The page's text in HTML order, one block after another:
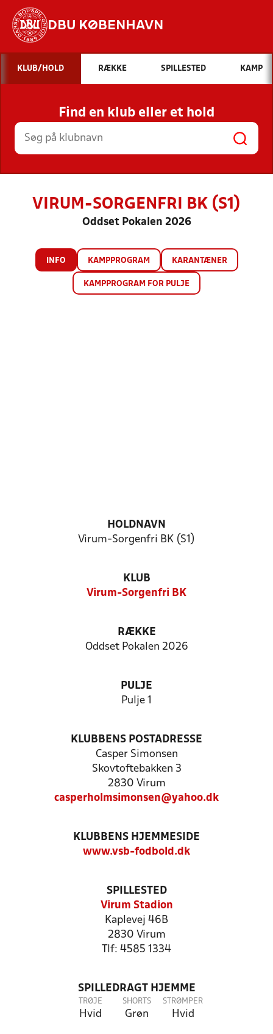
DBU KØBENHAVN
Hvad vil du søge efter?
INDHOLD OG NYHEDER
STILLINGER, RESULTATER, KLUBBER OG
HOLD
KLUB/HOLD RÆKKE SPILLESTED KAMP
Find en klub eller et hold
VIRUM-SORGENFRI BK (S1)
Oddset Pokalen 2026
INFO KAMPPROGRAM KARANTÆNER
KAMPPROGRAM FOR PULJE
HOLDNAVN
Virum-Sorgenfri BK (S1)
KLUB
Virum-Sorgenfri BK
RÆKKE
Oddset Pokalen 2026
PULJE
Pulje 1
KLUBBENS POSTADRESSE
Casper Simonsen
Skovtoftebakken 3
2830 Virum
casperholmsimonsen@yahoo.dk
KLUBBENS HJEMMESIDE
www.vsb-fodbold.dk
SPILLESTED
Virum Stadion
Kaplevej 46B
2830 Virum
Tlf: 4585 1334
SPILLEDRAGT HJEMME
TRØJE
Hvid
SHORTS
Grøn
STRØMPER
Hvid